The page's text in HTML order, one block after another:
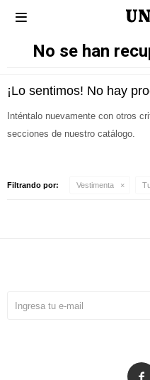

No se han
¡Lo sentimos! No hay
Inténtalo nuevamente con otros
secciones de nuestro catálogo.
Filtrando por: Vestimenta
